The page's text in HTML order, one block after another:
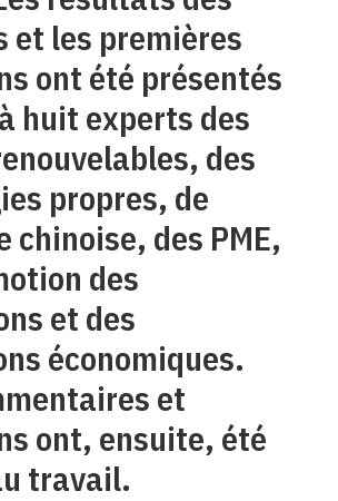
et les premières
ont été présentés
huit experts des
des
propres, de
chinoise, des PME,
des
et des
économiques.
et
ont, ensuite, été
travail.